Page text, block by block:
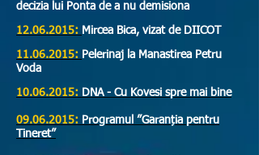
decizia lui Ponta de a nu demisiona
12.06.2015: Mircea Bica, vizat de DIICOT
11.06.2015: Pelerinaj la Manastirea Petru
Voda
10.06.2015: DNA - Cu Kovesi spre mai bine
09.06.2015: Programul ”Garanția pentru
Tineret”